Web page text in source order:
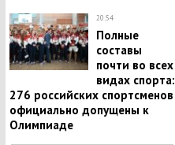
20:54
Полные
составы
почти во всех
видах спорта:
276 российских спортсменов
официально допущены к
Олимпиаде